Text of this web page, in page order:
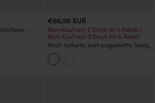
Lederhose
€66,95 EUR
Beim Kauf von 2 Stück 10 % Rabatt |
Beim Kauf von 3 Stück 20 % Rabatt
Hoch taillierte, weit ausgestellte, lässige
Fleece-Parachute-Hose mit Taschen